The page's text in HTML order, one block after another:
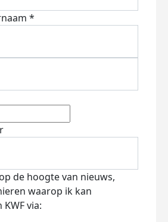
*
de hoogte van nieuws,
waarop ik kan
via: